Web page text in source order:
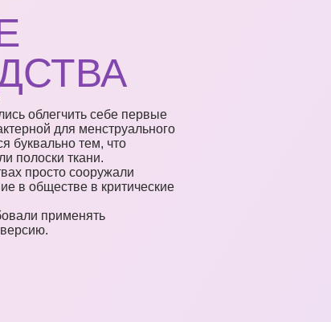
облегчить себе первые
для менструального
буквально тем, что
полоски ткани.
просто сооружали
в обществе в критические
применять